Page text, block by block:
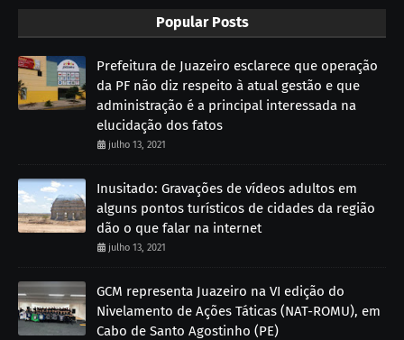
Popular Posts
Prefeitura de Juazeiro esclarece que operação
da PF não diz respeito à atual gestão e que
administração é a principal interessada na
elucidação dos fatos
julho 13, 2021
Inusitado: Gravações de vídeos adultos em
alguns pontos turísticos de cidades da região
dão o que falar na internet
julho 13, 2021
GCM representa Juazeiro na VI edição do
Nivelamento de Ações Táticas (NAT-ROMU), em
Cabo de Santo Agostinho (PE)